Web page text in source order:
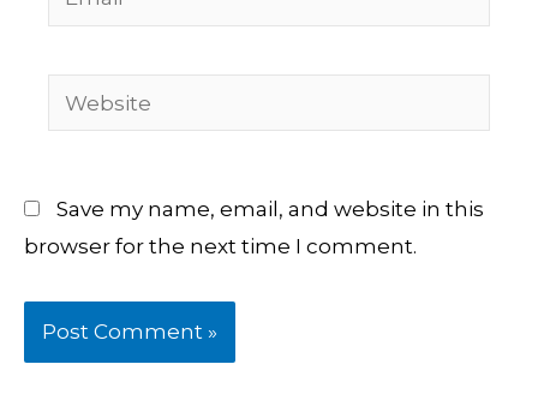
Website
Save my name, email, and website in this
browser for the next time I comment.